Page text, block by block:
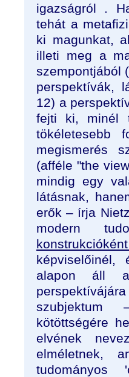
igazságról .
tehát a
ki magunkat,
illeti meg a
szempontjából (
perspektívák,
12) a
fejti ki, minél
tökéletesebb
megismerés
(afféle "the
mindig egy
látásnak,
erők – írja
modern
képviselőinél,
alapon áll
szubjektum
kötöttségére
elvének
elméletnek,
tudományos